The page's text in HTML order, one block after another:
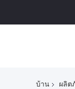
บ้าน ผลิ